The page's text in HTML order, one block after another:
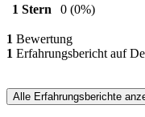
1 Stern
0 (0%)
1 Bewertung
1 Erfahrungsbericht auf
Alle Erfahrungsberichte